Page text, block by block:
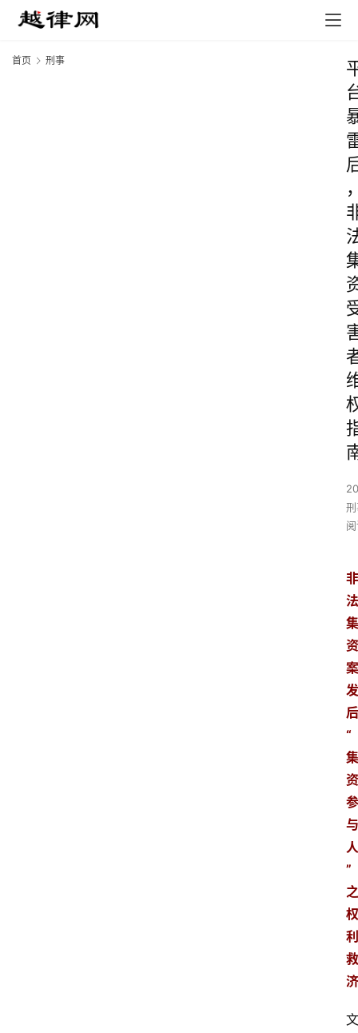
首页 刑事
非
法
集
资
案
发
后
“
集
资
参
与
人
”
之
权
利
救
济
文